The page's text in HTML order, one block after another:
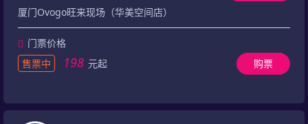
厦门Ovogo旺来现场（华美空间店）
门票价格
售票中
198 元起 购票